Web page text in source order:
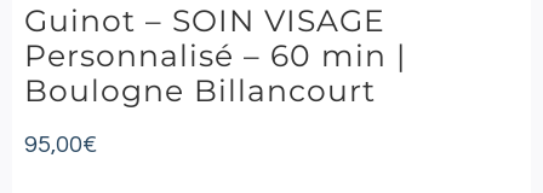
Guinot – SOIN VISAGE
Personnalisé – 60 min |
Boulogne Billancourt
95,00€